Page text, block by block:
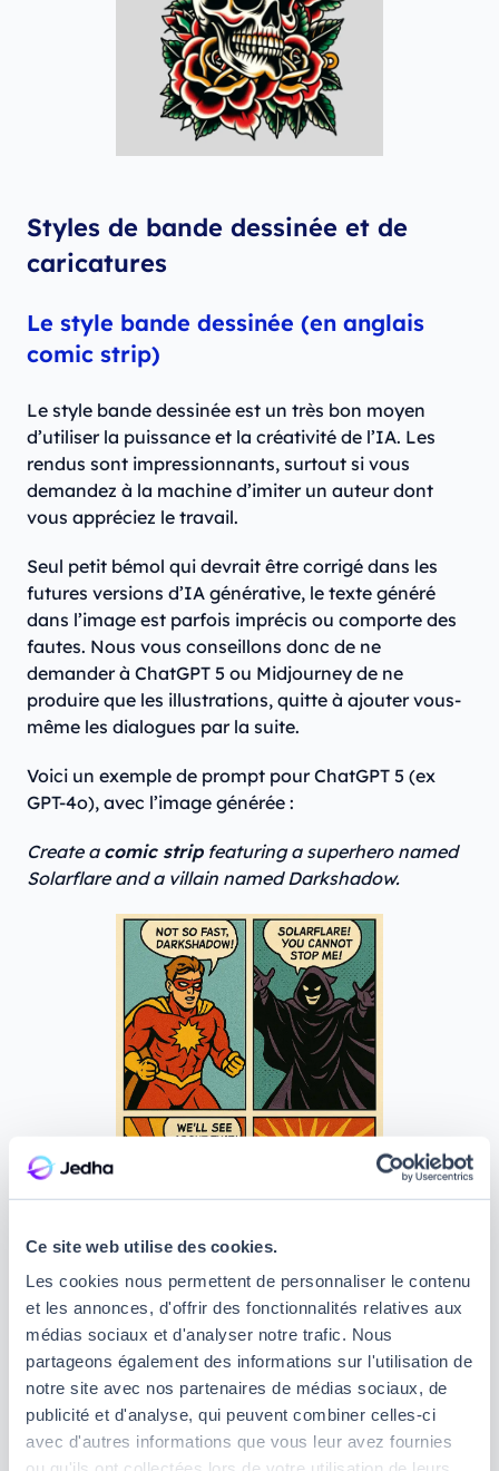
Ce site web utilise des cookies.
Les cookies nous permettent de personnaliser le contenu
et les annonces, d'offrir des fonctionnalités relatives aux
médias sociaux et d'analyser notre trafic. Nous
partageons également des informations sur l'utilisation de
notre site avec nos partenaires de médias sociaux, de
publicité et d'analyse, qui peuvent combiner celles-ci
avec d'autres informations que vous leur avez fournies
Styles de bande dessinée et de
caricatures
Le style bande dessinée (en anglais
comic strip)
Le style bande dessinée est un très bon moyen
d’utiliser la puissance et la créativité de l’IA. Les
rendus sont impressionnants, surtout si vous
demandez à la machine d’imiter un auteur dont
vous appréciez le travail.
Seul petit bémol qui devrait être corrigé dans les
futures versions d’IA générative, le texte généré
dans l’image est parfois imprécis ou comporte des
fautes. Nous vous conseillons donc de ne
demander à ChatGPT 5 ou Midjourney de ne
produire que les illustrations, quitte à ajouter vous-
même les dialogues par la suite.
Voici un exemple de prompt pour ChatGPT 5 (ex
GPT-4o), avec l’image générée :
Create a comic stripfeaturing a superhero named
Solarflare and a villain named Darkshadow.
Le style cartoon
Avec le style cartoon, vous retournez directement
en enfance ! Votre prompt peut inclure la mention